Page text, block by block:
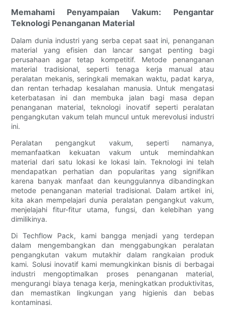
Memahami Penyampaian Vakum: Pengantar
Teknologi Penanganan Material
Dalam dunia industri yang serba cepat saat ini, penanganan
material yang efisien dan lancar sangat penting bagi
perusahaan agar tetap kompetitif. Metode penanganan
material tradisional, seperti tenaga kerja manual atau
peralatan mekanis, seringkali memakan waktu, padat karya,
dan rentan terhadap kesalahan manusia. Untuk mengatasi
keterbatasan ini dan membuka jalan bagi masa depan
penanganan material, teknologi inovatif seperti peralatan
pengangkutan vakum telah muncul untuk merevolusi industri
ini.
Peralatan pengangkut vakum, seperti namanya,
memanfaatkan kekuatan vakum untuk memindahkan
material dari satu lokasi ke lokasi lain. Teknologi ini telah
mendapatkan perhatian dan popularitas yang signifikan
karena banyak manfaat dan keunggulannya dibandingkan
metode penanganan material tradisional. Dalam artikel ini,
kita akan mempelajari dunia peralatan pengangkut vakum,
menjelajahi fitur-fitur utama, fungsi, dan kelebihan yang
dimilikinya.
Di Techflow Pack, kami bangga menjadi yang terdepan
dalam mengembangkan dan menggabungkan peralatan
pengangkutan vakum mutakhir dalam rangkaian produk
kami. Solusi inovatif kami memungkinkan bisnis di berbagai
industri mengoptimalkan proses penanganan material,
mengurangi biaya tenaga kerja, meningkatkan produktivitas,
dan memastikan lingkungan yang higienis dan bebas
kontaminasi.